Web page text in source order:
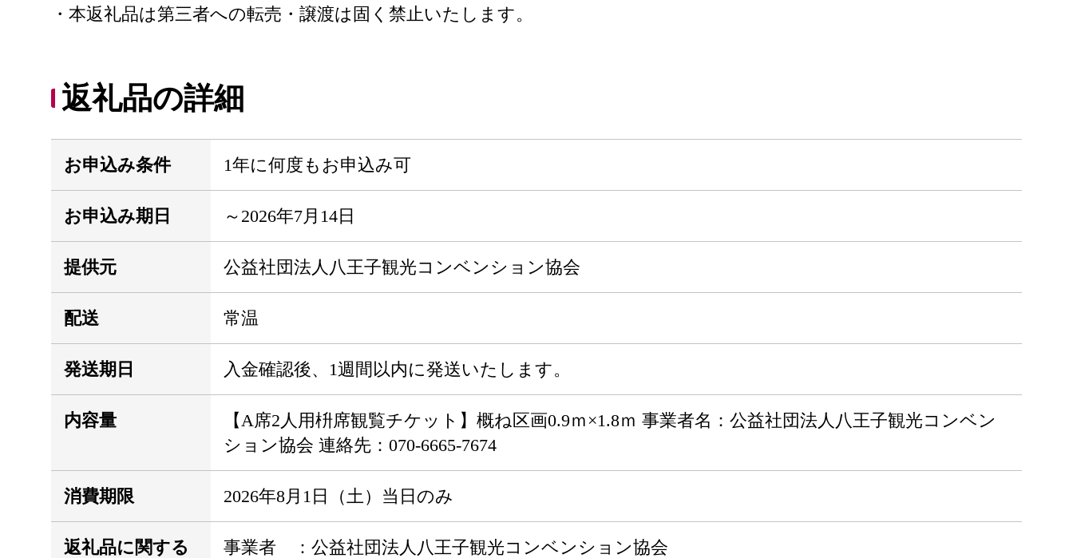
・本返礼品は第三者への転売・譲渡は固く禁止いたします。
返礼品の詳細
お申込み条件 1年に何度もお申込み可
お申込み期日 ～2026年7月14日
提供元 公益社団法人八王子観光コンベンション協会
配送 常温
発送期日 入金確認後、1週間以内に発送いたします。
内容量
【A席2人用枡席観覧チケット】概ね区画0.9ｍ×1.8ｍ 事業者名：公益社団法人八王子観光コンベン
ション協会 連絡先：070-6665-7674
消費期限 2026年8月1日（土）当日のみ
返礼品に関する
事業者 ：公益社団法人八王子観光コンベンション協会